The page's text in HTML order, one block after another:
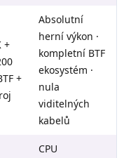
+
+
Absolutní
herní výkon ·
kompletní BTF
ekosystém ·
nula
viditelných
kabelů
CPU